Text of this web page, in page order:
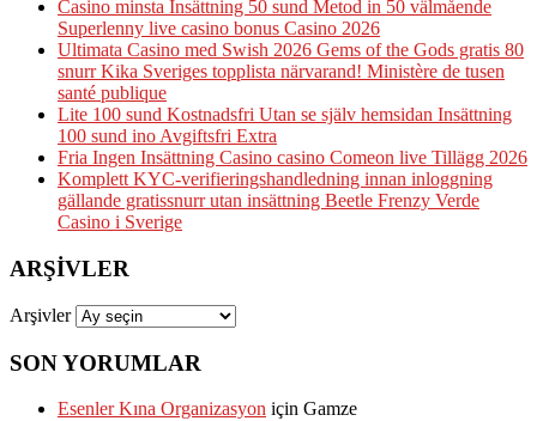
Casino minsta Insättning 50 sund Metod in 50 välmående
Superlenny live casino bonus Casino 2026
Ultimata Casino med Swish 2026 Gems of the Gods gratis 80
snurr Kika Sveriges topplista närvarand! Ministère de tusen
santé publique
Lite 100 sund Kostnadsfri Utan se själv hemsidan Insättning
100 sund ino Avgiftsfri Extra
Fria Ingen Insättning Casino casino Comeon live Tillägg 2026
Komplett KYC-verifieringshandledning innan inloggning
gällande gratissnurr utan insättning Beetle Frenzy Verde
Casino i Sverige
ARŞIVLER
Arşivler
SON YORUMLAR
Esenler Kına Organizasyon için Gamze